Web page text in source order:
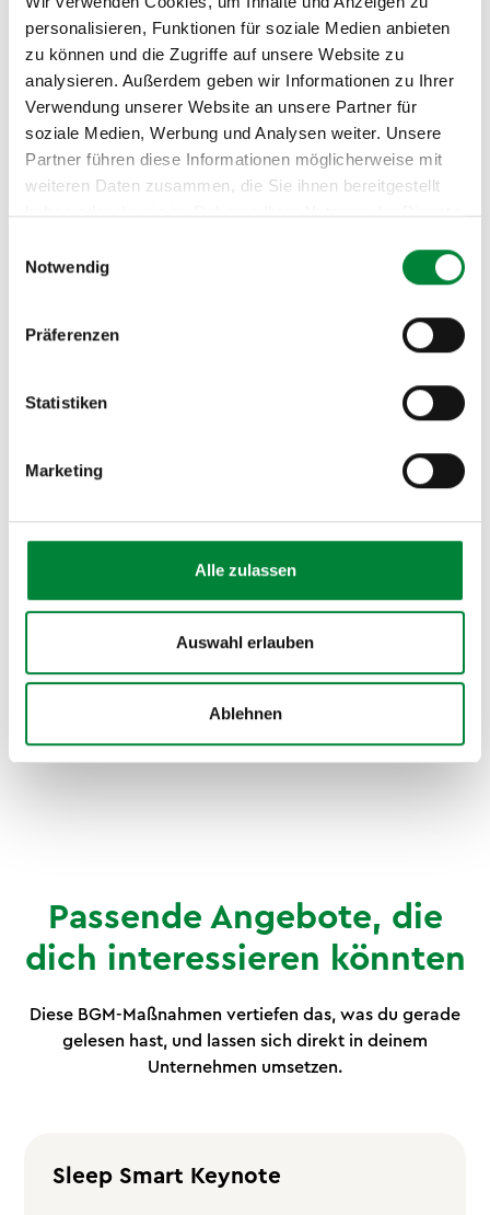
personalisieren, Funktionen für soziale Medien anbieten
zu können und die Zugriffe auf unsere Website zu
analysieren. Außerdem geben wir Informationen zu Ihrer
Verwendung unserer Website an unsere Partner für
soziale Medien, Werbung und Analysen weiter. Unsere
Partner führen diese Informationen möglicherweise mit
weiteren Daten zusammen, die Sie ihnen bereitgestellt
haben oder die sie im Rahmen Ihrer Nutzung der Dienste
Notwendig
Präferenzen
Statistiken
Marketing
Alle zulassen
Auswahl erlauben
Ablehnen
Wann und wo?
📅 21. April 2026, 10:35–11:05 Uhr
💻 Online, im Rahmen des OMR Digital HR Summit (14.–
23. April 2026)
🎟️ Kostenlos – hier gehts zur Anmeldung.
Weiterbildungsbudget nötig, kein Reiseaufwand.
Regeneration strukturell
verankern – Strong Partners
Isabel Voß ist Mental Health Expertin bei Strong
strategischen Bestandteil ihrer Unternehmenskultur zu
hin zur Strategieberatung im BGM.
Jetzt Keynote anfragen
Passende Angebote, die
dich interessieren könnten
Diese BGM-Maßnahmen vertiefen das, was du gerade
gelesen hast, und lassen sich direkt in deinem
Unternehmen umsetzen.
Sleep Smart Keynote